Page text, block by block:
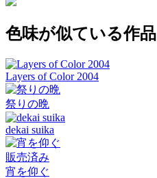
色味が似ている作品
Layers of Color 2004
祭りの晩
dekai suika
販売済み
宵を仰ぐ